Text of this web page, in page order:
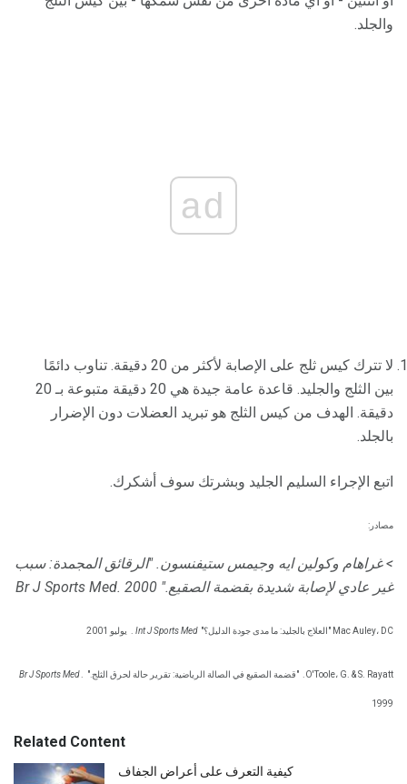
والجلد.
ad
لا تترك كيس ثلج على الإصابة لأكثر من 20 دقيقة. تناوب دائمًا
بين الثلج والجليد. قاعدة عامة جيدة هي 20 دقيقة متبوعة بـ 20
دقيقة. الهدف من كيس الثلج هو تبريد العضلات دون الإضرار
بالجلد.
اتبع الإجراء السليم الجليد وبشرتك سوف أشكرك.
مصادر:
> غراهام وكولين ايه وجيمس ستيفنسون. "الرقائق المجمدة: سبب
غير عادي لإصابة شديدة بقضمة الصقيع."
Br J Sports Med. 2000
Mac Auley، DC "العلاج بالجليد: ما مدى جودة الدليل؟" Int J Sports Med يوليو 2001
O'Toole، G. & S. Rayatt. "قضمة الصقيع في الصالة الرياضية: تقرير حالة لحرق الثلج." Br J Sports Med.
1999
Related Content
كيفية التعرف على أعراض الجفاف